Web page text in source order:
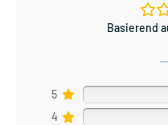
Basierend
5
4